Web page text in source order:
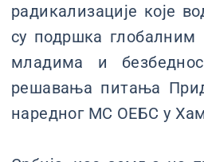
радикализације које
су подршка глобалним
младима и
решавања питања
наредног МС ОЕБС у